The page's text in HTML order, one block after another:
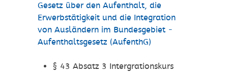
Gesetz über den Aufenthalt, die
Erwerbstätigkeit und die Integration
von Ausländern im Bundesgebiet -
Aufenthaltsgesetz (AufenthG)
§ 43 Absatz 3 Intergrationskurs